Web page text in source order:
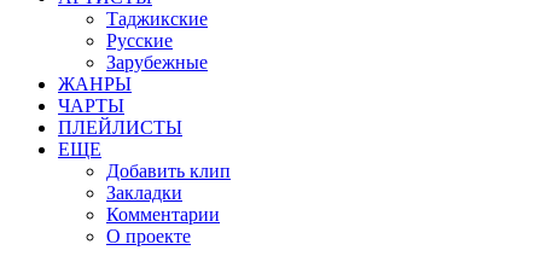
Таджикские
Русские
Зарубежные
ЖАНРЫ
ЧАРТЫ
ПЛЕЙЛИСТЫ
ЕЩЕ
Добавить клип
Закладки
Комментарии
О проекте